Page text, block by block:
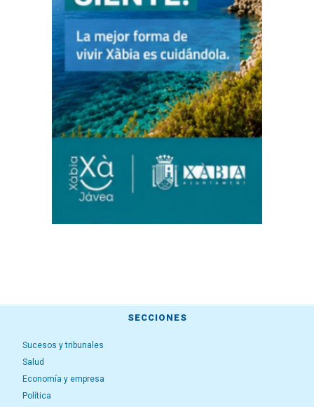
SECCIONES
Sucesos y tribunales
Salud
Economía y empresa
Política